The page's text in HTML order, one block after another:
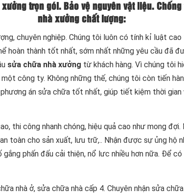
trọn gói . Bảo vệ nguyên vật liệu.
nhà xưởng chất lượng:
chuyên nghiệp. Chúng tôi luôn có tính kỉ luật
hoàn thành tốt nhất, sớm nhất những yêu cầu đã
sửa chữa nhà xưởng từ khách hàng. Vì chúng tôi
công ty. Không những thế, chúng tôi còn tiến
án sửa chữa tốt nhất, giúp tiết kiệm thời
thi công nhanh chóng, hiệu quả cao như mong đợi.
toàn cho sản xuất, lưu trữ,.. Nhận được sự ủng hộ
gắng phấn đấu cải thiện, nổ lưc nhiều hơn nữa. Để
nhà ở, sửa chữa nhà cấp 4. Chuyên nhận sửa